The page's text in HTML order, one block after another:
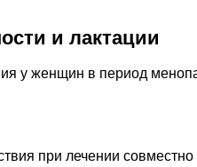
и лактации
у женщин в период
при лечении